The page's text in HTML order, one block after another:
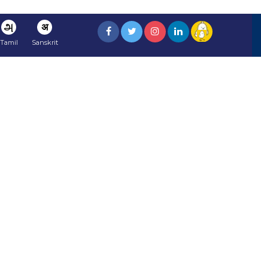
அ
Tamil
अ
Sanskrit